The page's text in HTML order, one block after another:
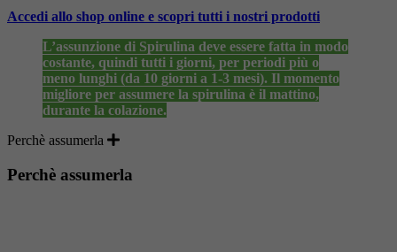
Accedi allo shop online e scopri tutti i nostri prodotti
L’assunzione di Spirulina deve essere fatta in modo
costante, quindi tutti i giorni, per periodi più o
meno lunghi (da 10 giorni a 1-3 mesi). Il momento
migliore per assumere la spirulina è il mattino,
durante la colazione.
Perchè assumerla
Perchè assumerla